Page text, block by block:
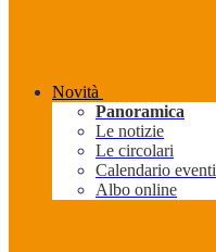
Novità
Panoramica
Le notizie
Le circolari
Calendario eventi
Albo online